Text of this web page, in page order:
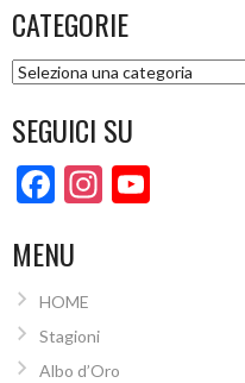
CATEGORIE
Categorie
SEGUICI SU
Facebook
Instagram
MENU
HOME
Stagioni
Albo d’Oro